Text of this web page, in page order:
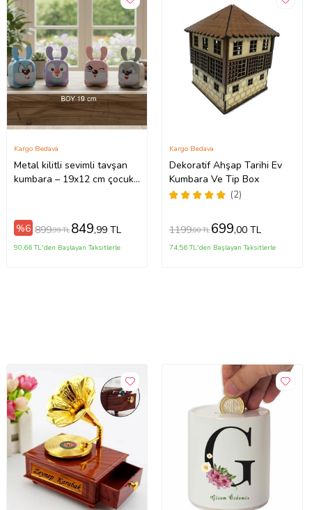
Metal kilitli sevimli tavşan
kumbara – 19x12 cm çocuk
Kargo Bedava
%6 899,99 TL 849,99 TL
90,66 TL'den Başlayan Taksitlerle
Dekoratif Ahşap Tarihi Ev
Kumbara Ve Tip Box
(2)
Kargo Bedava
1199,00 TL 699,00 TL
74,56 TL'den Başlayan Taksitlerle